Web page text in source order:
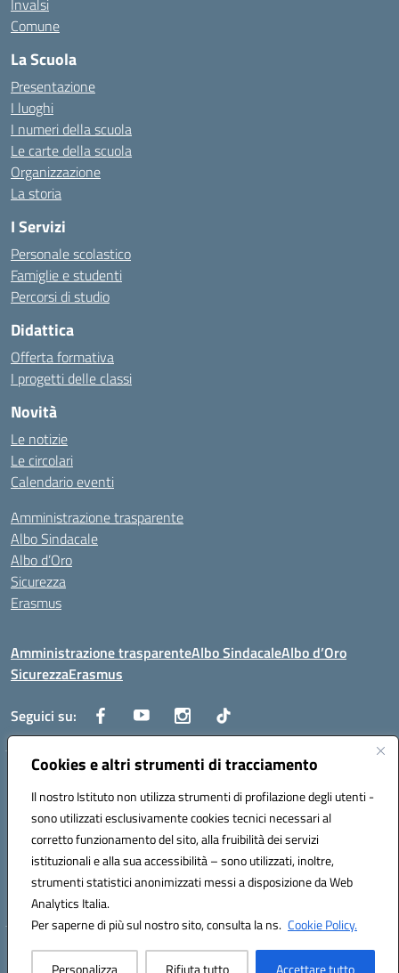
Cookies e altri strumenti di tracciamento
Il nostro Istituto non utilizza strumenti di profilazione degli utenti -
sono utilizzati esclusivamente cookies tecnici necessari al
corretto funzionamento del sito, alla fruibilità dei servizi
istituzionali e alla sua accessibilità – sono utilizzati, inoltre,
strumenti statistici anonimizzati messi a disposizione da Web
Analytics Italia.
Per saperne di più sul nostro sito, consulta la ns. Cookie Policy.
Personalizza Rifiuta tutto Accettare tutto
Invalsi
Comune
La Scuola
Presentazione
I luoghi
I numeri della scuola
Le carte della scuola
Organizzazione
La storia
I Servizi
Personale scolastico
Famiglie e studenti
Percorsi di studio
Didattica
Offerta formativa
I progetti delle classi
Novità
Le notizie
Le circolari
Calendario eventi
Amministrazione trasparente
Albo Sindacale
Albo d’Oro
Sicurezza
Erasmus
Amministrazione trasparenteAlbo SindacaleAlbo d’Oro
SicurezzaErasmus
Seguici su:
Centralino:0885.426034 Email:FGTD02000P@istruzione.it
Posta elettronica certificata (PEC):fgtd02000p@pec.istruzione.it
Codice fiscale: 81002930717
Codice meccanografico:FGTD02000P
Codice unico di fatturazione (CUF): UFUN7Y
Hosting & Powered by 3D Solution S.r.l.